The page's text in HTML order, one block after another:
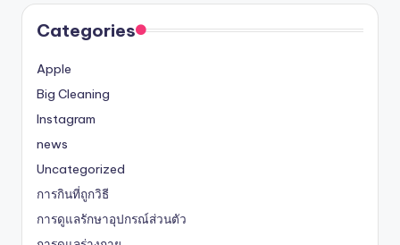
Categories
Apple
Big Cleaning
Instagram
news
Uncategorized
การกินที่ถูกวิธี
การดูแลรักษาอุปกรณ์ส่วนตัว